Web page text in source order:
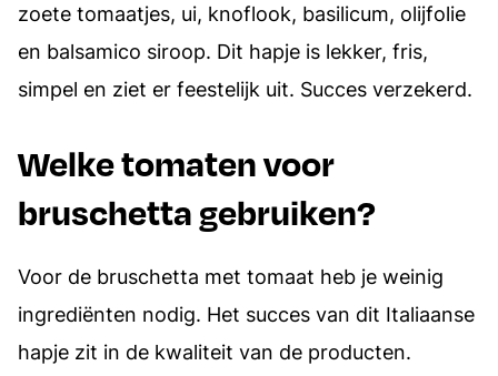
zoete tomaatjes, ui, knoflook, basilicum, olijfolie
en balsamico siroop. Dit hapje is lekker, fris,
simpel en ziet er feestelijk uit. Succes verzekerd.
Welke tomaten voor
bruschetta gebruiken?
Voor de bruschetta met tomaat heb je weinig
ingrediënten nodig. Het succes van dit Italiaanse
hapje zit in de kwaliteit van de producten.